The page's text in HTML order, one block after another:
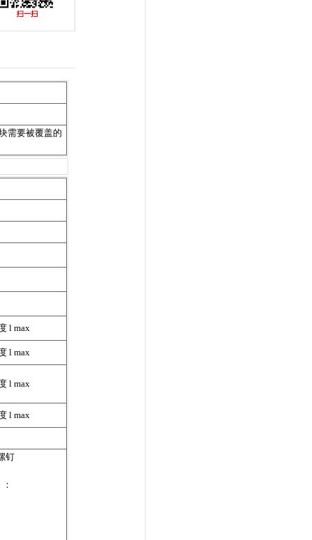
需要被覆盖的
l max
l max
l max
l max
钉